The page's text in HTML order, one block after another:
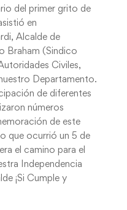
del primer grito de
en
Alcalde de
Braham (Sindico
Civiles,
Departamento.
de diferentes
números
de este
que ocurrió un 5 de
el camino para el
Independencia
¡Si Cumple y